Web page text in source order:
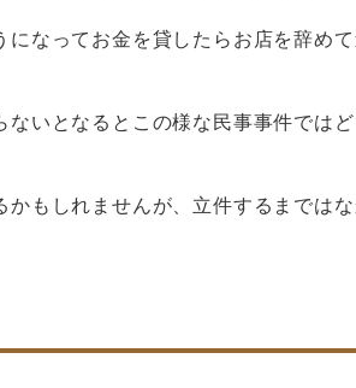
なってお金を貸したらお店を辞め
いとなるとこの様な民事事件では
もしれませんが、立件するまでは